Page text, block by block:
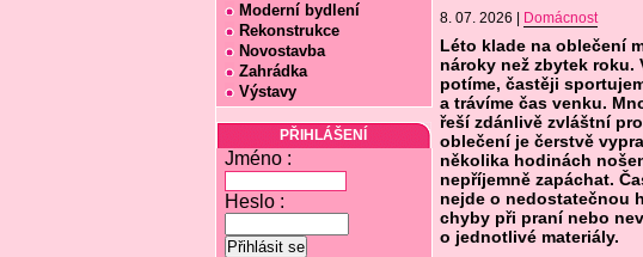
Moderní bydlení
Rekonstrukce
Novostavba
Zahrádka
Výstavy
PŘIHLÁŠENÍ
Jméno :
Heslo :
8. 07. 2026 | Domácnost
Léto klade na oblečení
nároky než zbytek roku.
potíme, častěji
a trávíme čas venku.
řeší zdánlivě zvláštní
oblečení je čerstvě
několika hodinách
nepříjemně zapáchat.
nejde o nedostatečnou
chyby při praní nebo
o jednotlivé materiály.